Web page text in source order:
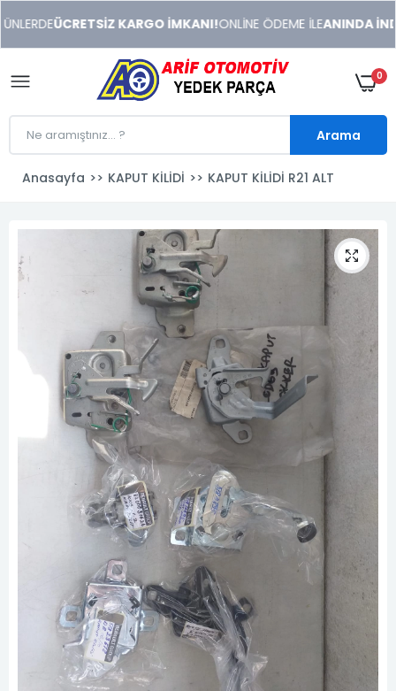
xonusu
veren
sitolar
ÜCRETSİZ KARGO İMKANI!ONLİNE ÖDEME İLE ANINDA
0
Arama
Anasayfa KAPUT KİLİDİ KAPUT KİLİDİ R21 ALT